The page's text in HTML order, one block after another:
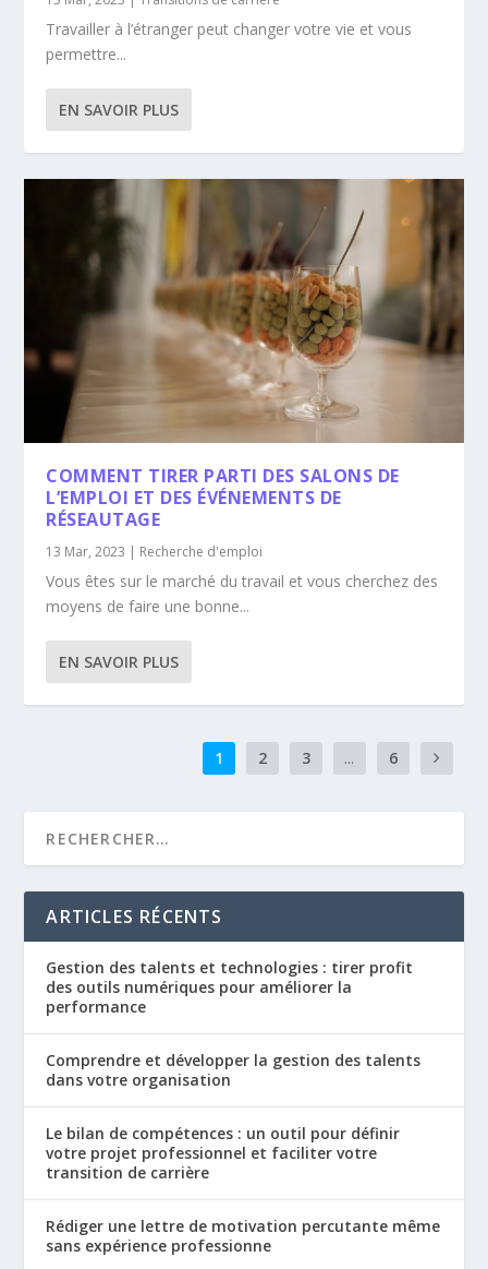
Travailler à l’étranger peut changer votre vie et vous
permettre...
EN SAVOIR PLUS
COMMENT TIRER PARTI DES SALONS DE
L’EMPLOI ET DES ÉVÉNEMENTS DE
RÉSEAUTAGE
13 Mar, 2023 | Recherche d'emploi
Vous êtes sur le marché du travail et vous cherchez des
moyens de faire une bonne...
EN SAVOIR PLUS
1 2 3 ... 6
ARTICLES RÉCENTS
Gestion des talents et technologies : tirer profit
des outils numériques pour améliorer la
performance
Comprendre et développer la gestion des talents
dans votre organisation
Le bilan de compétences : un outil pour définir
votre projet professionnel et faciliter votre
transition de carrière
Rédiger une lettre de motivation percutante même
sans expérience professionne